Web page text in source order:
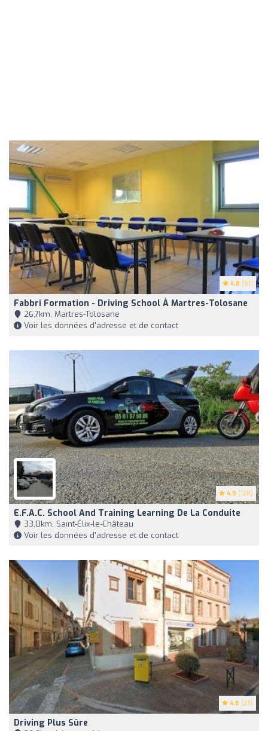
4.8 (51)
Fabbri Formation - Driving School À Martres-Tolosane
26,7km, Martres-Tolosane
Voir les données d'adresse et de contact
4.9 (128)
E.f.a.c. School And Training Learning De La Conduite
33,0km, Saint-Élix-le-Château
Voir les données d'adresse et de contact
4.6 (23)
Driving Plus Sûre